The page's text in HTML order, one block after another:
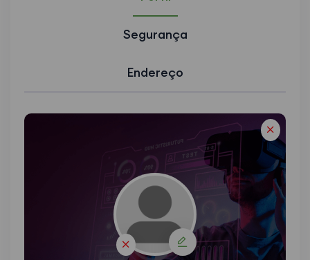
Segurança
Endereço